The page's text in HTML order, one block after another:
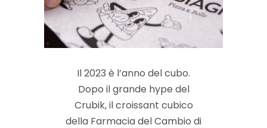
Il 2023 è l’anno del cubo.
Dopo il grande hype del
Crubik, il croissant cubico
della Farmacia del Cambio di